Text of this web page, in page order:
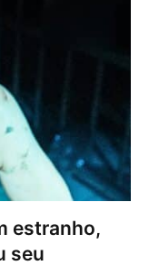
estranho,
seu